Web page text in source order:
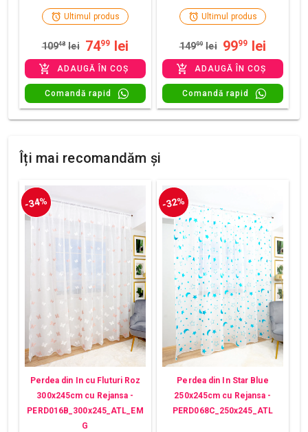
Ultimul produs
10948 lei 7499 lei
ADAUGĂ ÎN COȘ
Comandă rapid
Ultimul produs
14999 lei 9999 lei
ADAUGĂ ÎN COȘ
Comandă rapid
Îți mai recomandăm și
-34%
Perdea din In cu Fluturi Roz
300x245cm cu Rejansa -
PERD016B_300x245_ATL_EM
G
-32%
Perdea din In Star Blue
250x245cm cu Rejansa -
PERD068C_250x245_ATL